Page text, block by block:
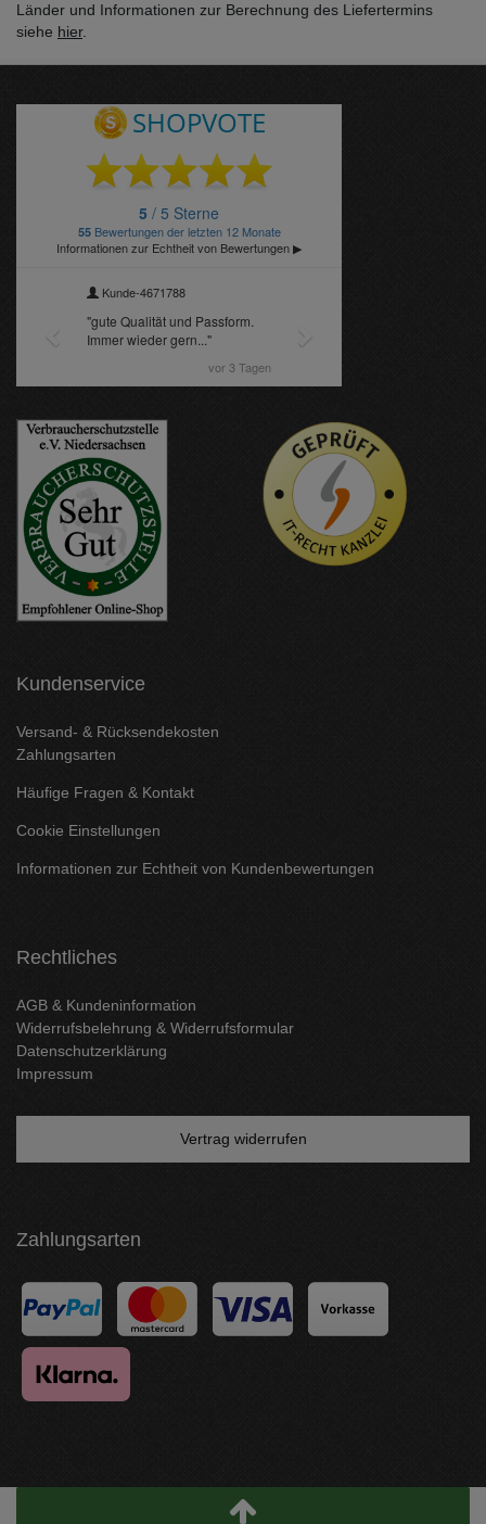
Länder und Informationen zur Berechnung des Liefertermins
siehe hier.
Kundenservice
Versand- & Rücksendekosten
Zahlungsarten
Häufige Fragen & Kontakt
Cookie Einstellungen
Informationen zur Echtheit von Kundenbewertungen
Rechtliches
AGB & Kundeninformation
Widerrufsbelehrung & Widerrufsformular
Datenschutzerklärung
Impressum
Vertrag widerrufen
Zahlungsarten